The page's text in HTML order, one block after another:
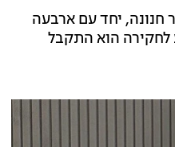
חנונה, יחד עם ארבעה
לחקירה הוא התקבל